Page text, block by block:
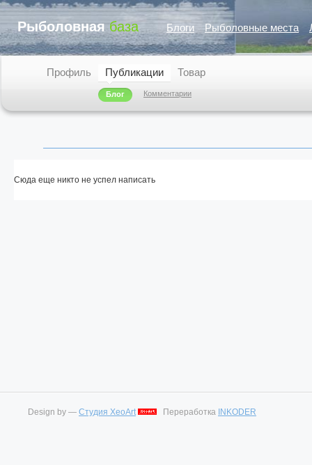
Рыболовная база Блоги Рыболовные места
Профиль Публикации
Блог Комментарии
Товар
Сюда еще никто не успел написать
Design by — Студия XeoArt Переработка INKODER